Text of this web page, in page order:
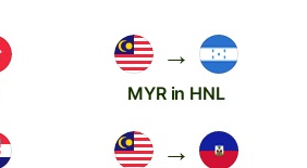
→
MYR in HNL
→